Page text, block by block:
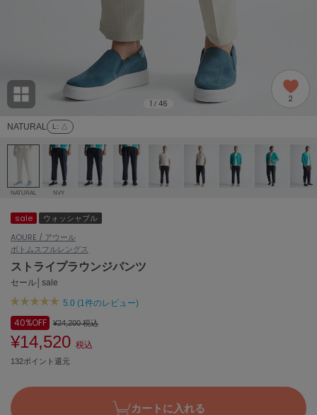
ョン雑貨 (865)
/ランジェリー (127)
ェア (121)
(124)
Ame no chi Hare
アメノチハレ
AMOMMA
アモマ
アニュアンス
ànuke
アンヌーク
ASICS
アシックス
Ballelite
バレリット
BANDOLIER
Barbour
NATURAL L : △
1 / 46 2
NATURAL NVY
sale
ウォッシャブル
AOURE / アウール
ボトムスフルレングス
ストライプラウンジパンツ
セール│sale
5.0 (1件のレビュー)
40%OFF ¥24,200税込
¥14,520 税込
132ポイント還元
カートに入れる